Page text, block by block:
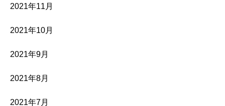
2021年11月
2021年10月
2021年9月
2021年8月
2021年7月